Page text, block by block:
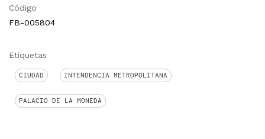
Código
FB-005804
Etiquetas
CIUDAD INTENDENCIA METROPOLITANA
PALACIO DE LA MONEDA